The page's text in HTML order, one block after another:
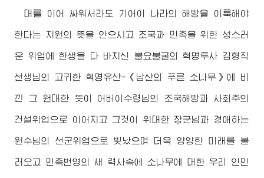
대를 이어 싸워서라도 기어이 나라의 해방을 이룩해야
한다는 지원의 뜻을 안으시고 조국과 민족을 위한 성스러
운 위업에 한생을 다 바치신 불요불굴의 혁명투사 김형직
선생님의 고귀한 혁명유산-《남산의 푸른 소나무》에 비
낀 그 원대한 뜻이 어버이수령님의 조국해방과 사회주의
건설위업으로 이어지고 그것이 위대한장군님 과 경애하는
원수님 의 선군위업으로 빛났으며 더욱 양양한 미래를 불
러오고 민족번영의 새 력사속에 소나무에 대한 우리 인민